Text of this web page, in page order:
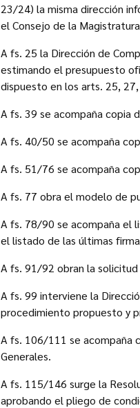
23/24) la misma dirección
el Consejo de la
A fs. 25 la Dirección de
estimando el presupuesto
dispuesto en los arts. 25,
A fs. 39 se acompaña copia
A fs. 40/50 se acompaña
A fs. 51/76 se acompaña
A fs. 77 obra el modelo de
A fs. 78/90 se acompaña el
el listado de las últimas
A fs. 91/92 obran la
A fs. 99 interviene la
procedimiento propuesto y
A fs. 106/111 se acompaña
Generales.
A fs. 115/146 surge la
aprobando el pliego de